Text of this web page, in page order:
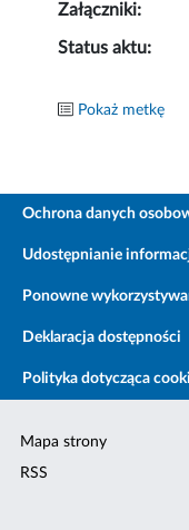
Załączniki:
Status aktu:
Pokaż metkę
Ochrona danych
Udostępnianie
Ponowne
Deklaracja dostępności
Polityka dotycząca
Mapa strony
RSS